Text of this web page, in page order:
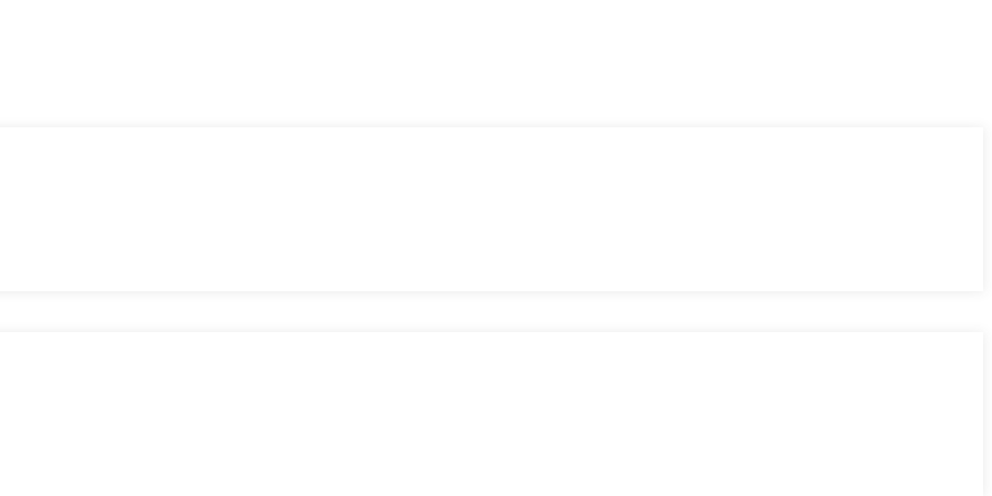
sans complications.
du marché.
des plateformes et des dApps.